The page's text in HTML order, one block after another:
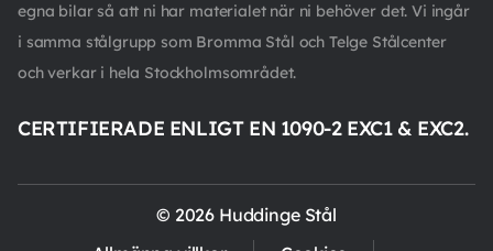
egna bilar så att ni har materialet när ni behöver det. Vi ingår
i samma stålgrupp som Bromma Stål och Telge Stålcenter
och verkar i hela Stockholmsområdet.
CERTIFIERADE ENLIGT EN 1090-2 EXC1 & EXC2.
© 2026 Huddinge Stål